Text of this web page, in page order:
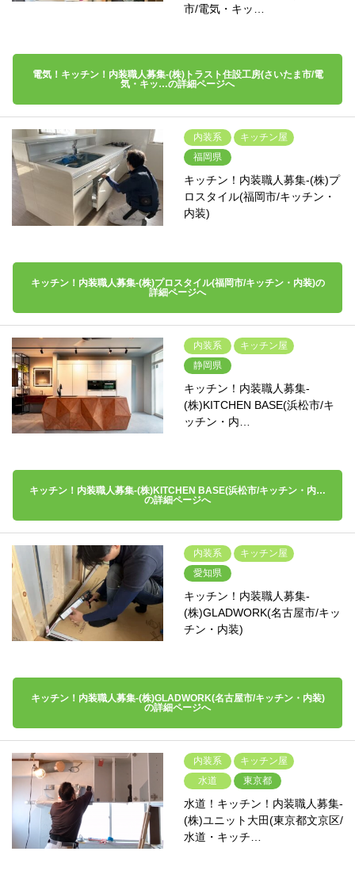
市/電気・キッ…
電気！キッチン！内装職人募集-(株)トラスト住設工房(さいたま市/電
気・キッ…の詳細ページへ
内装系
キッチン屋
福岡県
キッチン！内装職人募集-(株)プ
ロスタイル(福岡市/キッチン・
内装)
キッチン！内装職人募集-(株)プロスタイル(福岡市/キッチン・内装)の
詳細ページへ
内装系
キッチン屋
静岡県
キッチン！内装職人募集-
(株)KITCHEN BASE(浜松市/キ
ッチン・内…
キッチン！内装職人募集-(株)KITCHEN BASE(浜松市/キッチン・内…
の詳細ページへ
内装系
キッチン屋
愛知県
キッチン！内装職人募集-
(株)GLADWORK(名古屋市/キッ
チン・内装)
キッチン！内装職人募集-(株)GLADWORK(名古屋市/キッチン・内装)
の詳細ページへ
内装系
キッチン屋
水道
東京都
水道！キッチン！内装職人募集-
(株)ユニット大田(東京都文京区/
水道・キッチ…